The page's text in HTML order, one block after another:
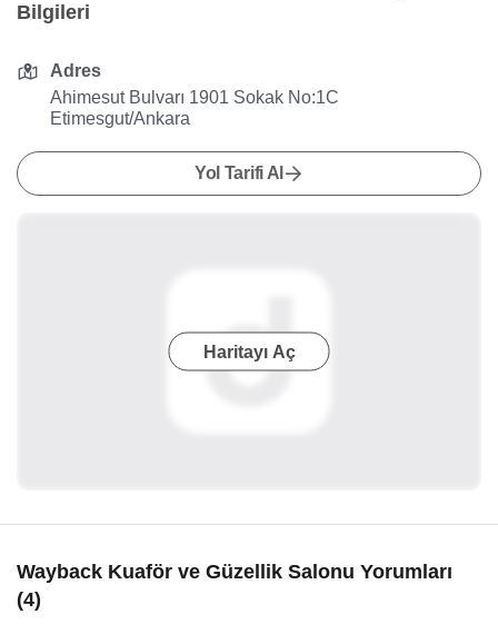
Bilgileri
Adres
Ahimesut Bulvarı 1901 Sokak No:1C
Etimesgut/Ankara
Yol Tarifi Al
Haritayı Aç
Wayback Kuaför ve Güzellik Salonu Yorumları
(4)